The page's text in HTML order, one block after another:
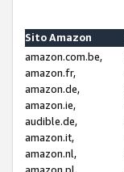
Sito Amazon
amazon.com.be,
amazon.fr,
amazon.de,
amazon.ie,
audible.de,
amazon.it,
amazon.nl,